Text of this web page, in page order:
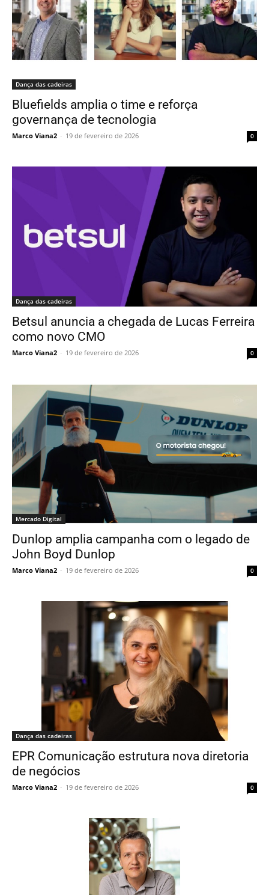
Dança das cadeiras
Bluefields amplia o time e reforça
governança de tecnologia
Marco Viana2 - 19 de fevereiro de 2026 0
Dança das cadeiras
Betsul anuncia a chegada de Lucas Ferreira
como novo CMO
Marco Viana2 - 19 de fevereiro de 2026 0
Mercado Digital
Dunlop amplia campanha com o legado de
John Boyd Dunlop
Marco Viana2 - 19 de fevereiro de 2026 0
Dança das cadeiras
EPR Comunicação estrutura nova diretoria
de negócios
Marco Viana2 - 19 de fevereiro de 2026 0